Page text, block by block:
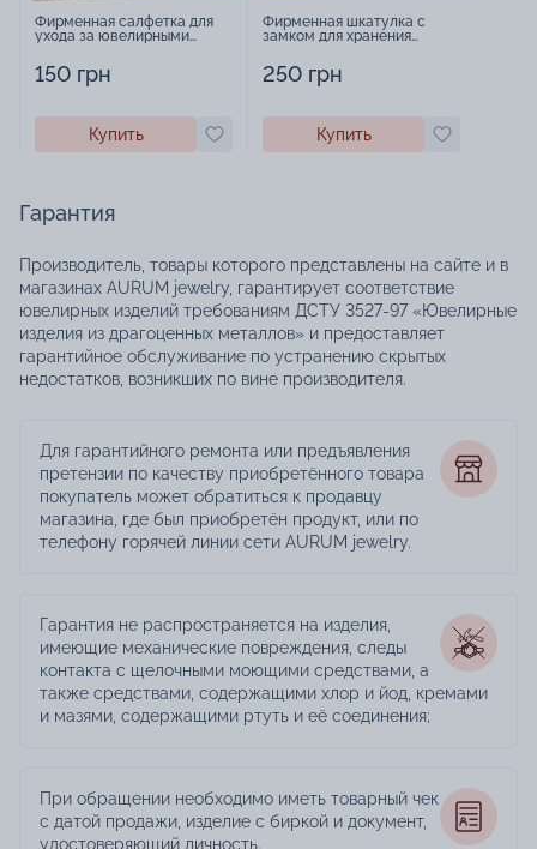
Фирменная салфетка для
ухода за ювелирными
150 грн
Купить
Фирменная шкатулка с
замком для хранения
250 грн
Купить
Гарантия
Производитель, товары которого представлены на сайте и в
магазинах AURUM jewelry, гарантирует соответствие
ювелирных изделий требованиям ДСТУ 3527-97 «Ювелирные
изделия из драгоценных металлов» и предоставляет
гарантийное обслуживание по устранению скрытых
недостатков, возникших по вине производителя.
Для гарантийного ремонта или предъявления
претензии по качеству приобретённого товара
покупатель может обратиться к продавцу
магазина, где был приобретён продукт, или по
телефону горячей линии сети AURUM jewelry.
Гарантия не распространяется на изделия,
имеющие механические повреждения, следы
контакта с щелочными моющими средствами, а
также средствами, содержащими хлор и йод, кремами
и мазями, содержащими ртуть и её соединения;
При обращении необходимо иметь товарный чек
с датой продажи, изделие с биркой и документ,
удостоверяющий личность.